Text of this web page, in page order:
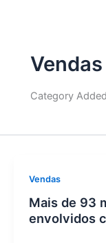
Vendas
Category
Vendas
Mais de 93
envolvidos